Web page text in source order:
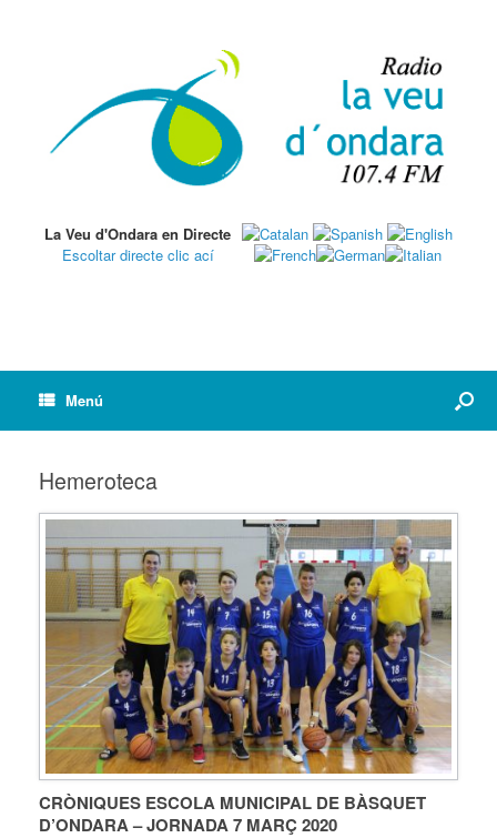
La Veu d'Ondara en Directe
Escoltar directe clic ací
Menú
Hemeroteca
CRÒNIQUES ESCOLA MUNICIPAL DE BÀSQUET
D’ONDARA – JORNADA 7 MARÇ 2020